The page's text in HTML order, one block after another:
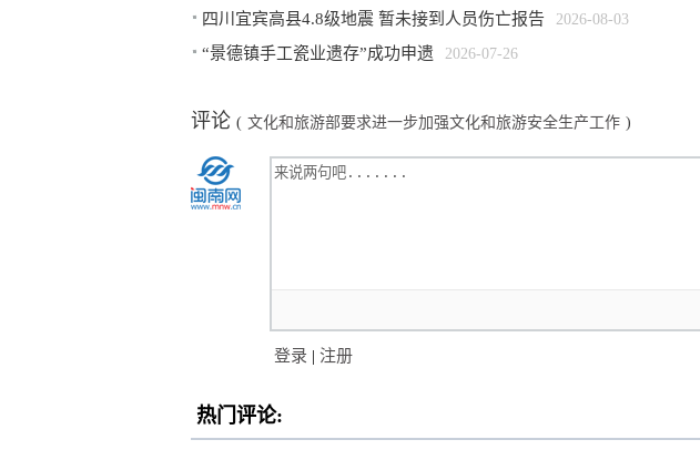
四川宜宾高县4.8级地震 暂未接到人员伤亡报告 2026-08-03
“景德镇手工瓷业遗存”成功申遗 2026-07-26
评论 ( 文化和旅游部要求进一步加强文化和旅游安全生产工作 )
登录 | 注册
热门评论: